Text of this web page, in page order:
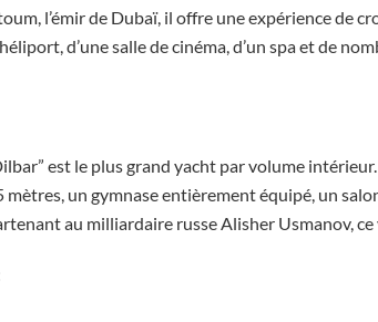
l’émir de Dubaï, il offre une expérience de
d’une salle de cinéma, d’un spa et de
est le plus grand yacht par volume
mètres, un gymnase entièrement équipé, un
au milliardaire russe Alisher Usmanov,